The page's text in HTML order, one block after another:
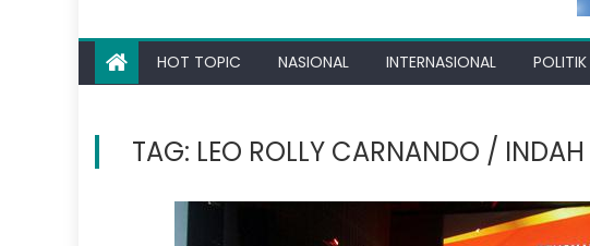
HOT TOPIC NASIONAL INTERNASIONAL POLITIK
TAG: LEO ROLLY CARNANDO /